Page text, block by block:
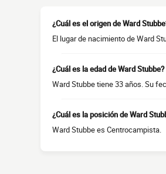
¿Cuál es el origen de Ward
El lugar de nacimiento de Ward
¿Cuál es la edad de Ward Stubbe?
Ward Stubbe tiene 33 años. Su
¿Cuál es la posición de Ward
Ward Stubbe es Centrocampista.